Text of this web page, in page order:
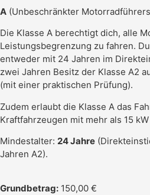
A (Unbeschränkter
Die Klasse A berechtigt dich, alle
Leistungsbegrenzung zu fahren.
entweder mit 24 Jahren im
zwei Jahren Besitz der Klasse A2
(mit einer praktischen Prüfung).
Zudem erlaubt die Klasse A das
Kraftfahrzeugen mit mehr als 15
Mindestalter: 24 Jahre
Jahren A2).
Grundbetrag: 150,00 €